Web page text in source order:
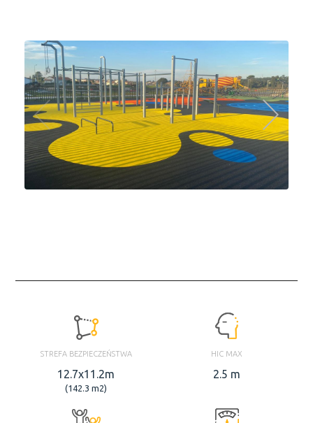
STREFA BEZPIECZEŃSTWA
12.7x11.2m
(142.3 m2)
HIC MAX
2.5 m